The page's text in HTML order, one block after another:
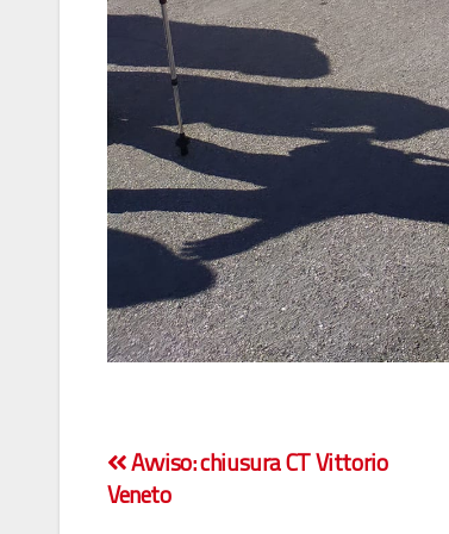
Navigazione
articoli
Avviso: chiusura CT Vittorio
Veneto